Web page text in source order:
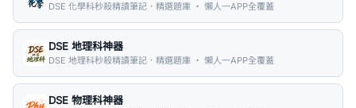
DSE 化學科秒殺精讀筆記．精選題庫 ・ 懶人一APP全覆蓋
DSE 地理科神器
DSE 地理科秒殺精讀筆記．精選題庫 ・ 懶人一APP全覆蓋
DSE 物理科神器